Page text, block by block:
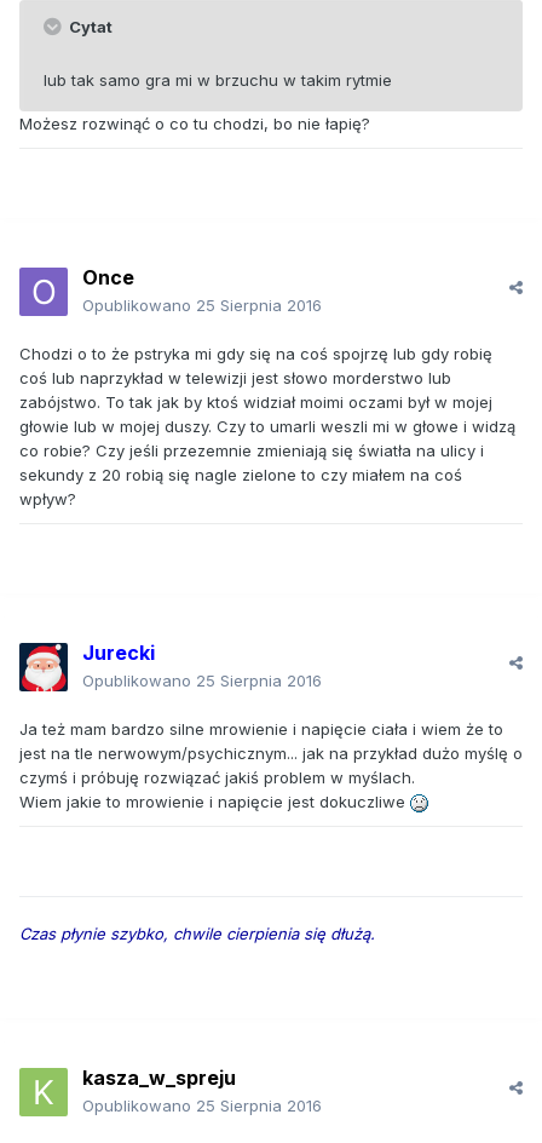
Cytat
lub tak samo gra mi w brzuchu w takim rytmie
Możesz rozwinąć o co tu chodzi, bo nie łapię?
Once
Opublikowano 25 Sierpnia 2016
Chodzi o to że pstryka mi gdy się na coś spojrzę lub gdy robię
coś lub naprzykład w telewizji jest słowo morderstwo lub
zabójstwo. To tak jak by ktoś widział moimi oczami był w mojej
głowie lub w mojej duszy. Czy to umarli weszli mi w głowe i widzą
co robie? Czy jeśli przezemnie zmieniają się światła na ulicy i
sekundy z 20 robią się nagle zielone to czy miałem na coś
wpływ?
Jurecki
Opublikowano 25 Sierpnia 2016
Ja też mam bardzo silne mrowienie i napięcie ciała i wiem że to
jest na tle nerwowym/psychicznym... jak na przykład dużo myślę o
czymś i próbuję rozwiązać jakiś problem w myślach.
Wiem jakie to mrowienie i napięcie jest dokuczliwe
Czas płynie szybko, chwile cierpienia się dłużą.
kasza_w_spreju
Opublikowano 25 Sierpnia 2016